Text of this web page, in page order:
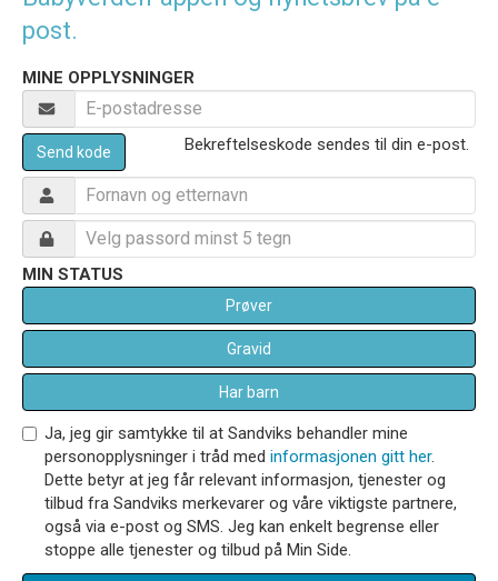
post.
MINE OPPLYSNINGER
Send kode Bekreftelseskode sendes til din e-post.
MIN STATUS
Prøver
Gravid
Har barn
Ja, jeg gir samtykke til at Sandviks behandler mine
personopplysninger i tråd med informasjonen gitt her.
Dette betyr at jeg får relevant informasjon, tjenester og
tilbud fra Sandviks merkevarer og våre viktigste partnere,
også via e-post og SMS. Jeg kan enkelt begrense eller
stoppe alle tjenester og tilbud på Min Side.